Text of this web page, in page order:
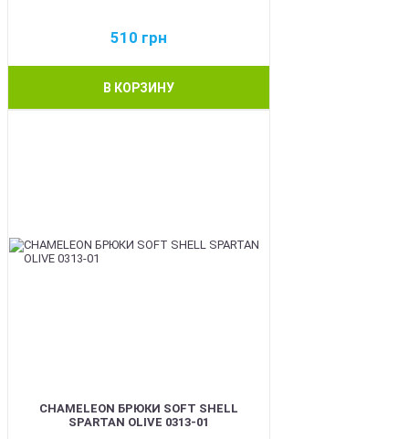
510 грн
В КОРЗИНУ
CHAMELEON БРЮКИ SOFT SHELL
SPARTAN OLIVE 0313-01